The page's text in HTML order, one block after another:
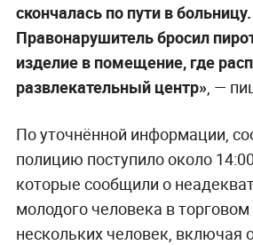
скончалась по пути в больницу.
Правонарушитель бросил
изделие в помещение, где
развлекательный центр», —
По уточнённой информации,
полицию поступило около
которые сообщили о
молодого человека в
нескольких человек, включая